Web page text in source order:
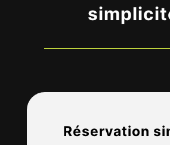
Réservation